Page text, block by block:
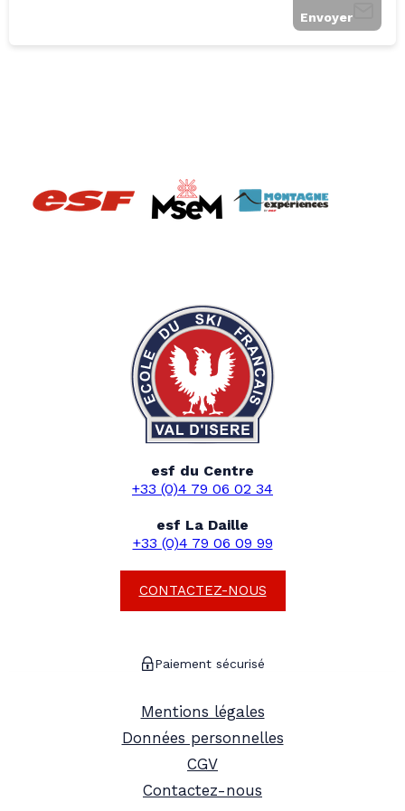
Envoyer
esf du Centre
+33 (0)4 79 06 02 34
esf La Daille
+33 (0)4 79 06 09 99
CONTACTEZ-NOUS
Paiement sécurisé
Mentions légales
Données personnelles
CGV
Contactez-nous